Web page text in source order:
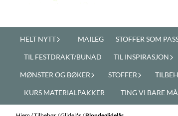
HELT NYTT MAILEG STOFFER SOM
TIL FESTDRAKT/BUNAD TIL INSPIRASJON
MØNSTER OG BØKER STOFFER
KURS MATERIALPAKKER TING VI BARE